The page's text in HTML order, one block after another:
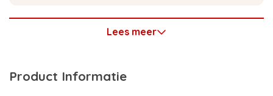
Lees meer
Product Informatie